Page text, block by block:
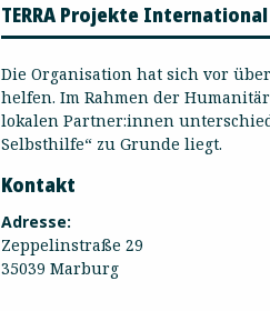
TERRA Projekte International
Die Organisation hat sich vor
helfen. Im Rahmen der
lokalen Partner:innen
Selbsthilfe“ zu Grunde liegt.
Kontakt
Adresse:
Zeppelinstraße 29
35039 Marburg